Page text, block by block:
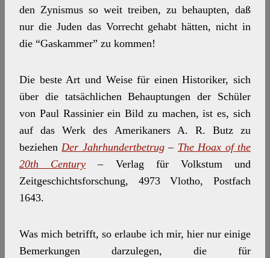
den Zynismus so weit treiben, zu behaupten, daß
nur die Juden das Vorrecht gehabt hätten, nicht in
die “Gaskammer” zu kommen!
Die beste Art und Weise für einen Historiker, sich
über die tatsächlichen Behauptungen der Schüler
von Paul Rassinier ein Bild zu machen, ist es, sich
auf das Werk des Amerikaners A. R.
Butz zu
beziehenDer Jahrhundertbetrug– The Hoax of the
20th Century –Verlag für Volkstum und
Zeitgeschichtsforschung, 4973 Vlotho, Postfach
1643.
Was mich betrifft, so erlaube ich mir, hier nur einige
Bemerkungen darzulegen, die für